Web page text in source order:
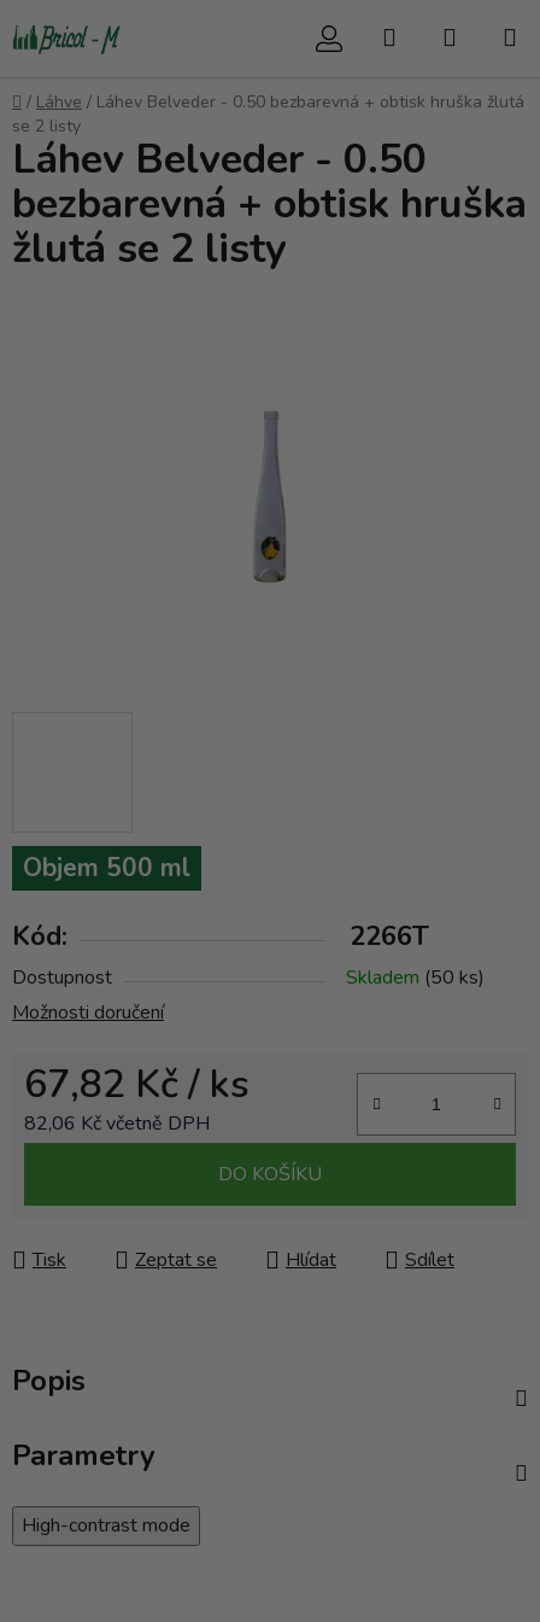
na
Hledat
Domů
/ Láhve / Láhev Belveder - 0.50 bezbarevná + obtisk hruška žlutá
se 2 listy
Objem 500 ml
Kód: 2266T
Dostupnost Skladem (50 ks)
Možnosti doručení
67,82 Kč/ ks
82,06 Kč včetně DPH
DO KOŠÍKU
Tisk Zeptat se Hlídat Sdílet
Láhev Belveder - 0.50
bezbarevná + obtisk hruška
žlutá se 2 listy
Popis
Parametry
High-contrast mode